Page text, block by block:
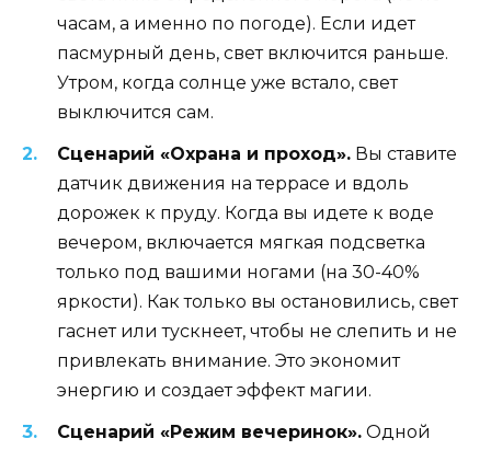
часам, а именно по погоде). Если идет
пасмурный день, свет включится раньше.
Утром, когда солнце уже встало, свет
выключится сам.
Сценарий «Охрана и проход». Вы ставите
датчик движения на террасе и вдоль
дорожек к пруду. Когда вы идете к воде
вечером, включается мягкая подсветка
только под вашими ногами (на 30-40%
яркости). Как только вы остановились, свет
гаснет или тускнеет, чтобы не слепить и не
привлекать внимание. Это экономит
энергию и создает эффект магии.
Сценарий «Режим вечеринок». Одной